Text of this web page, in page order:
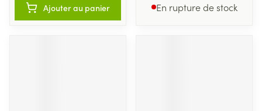
Ajouter au panier En rupture de stock